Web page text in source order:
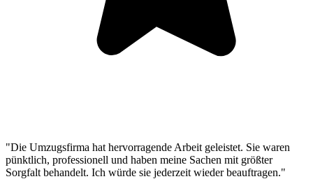
"Die Umzugsfirma hat hervorragende Arbeit geleistet. Sie waren
pünktlich, professionell und haben meine Sachen mit größter
Sorgfalt behandelt. Ich würde sie jederzeit wieder beauftragen."